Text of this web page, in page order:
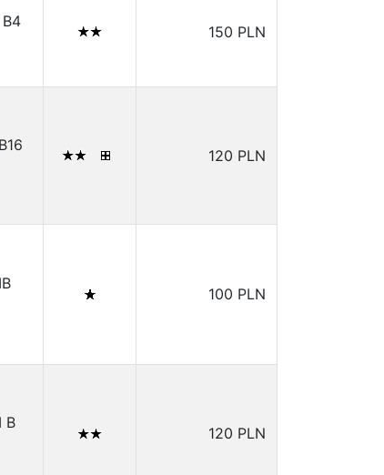
B4
150 PLN
120 PLN
100 PLN
B
120 PLN